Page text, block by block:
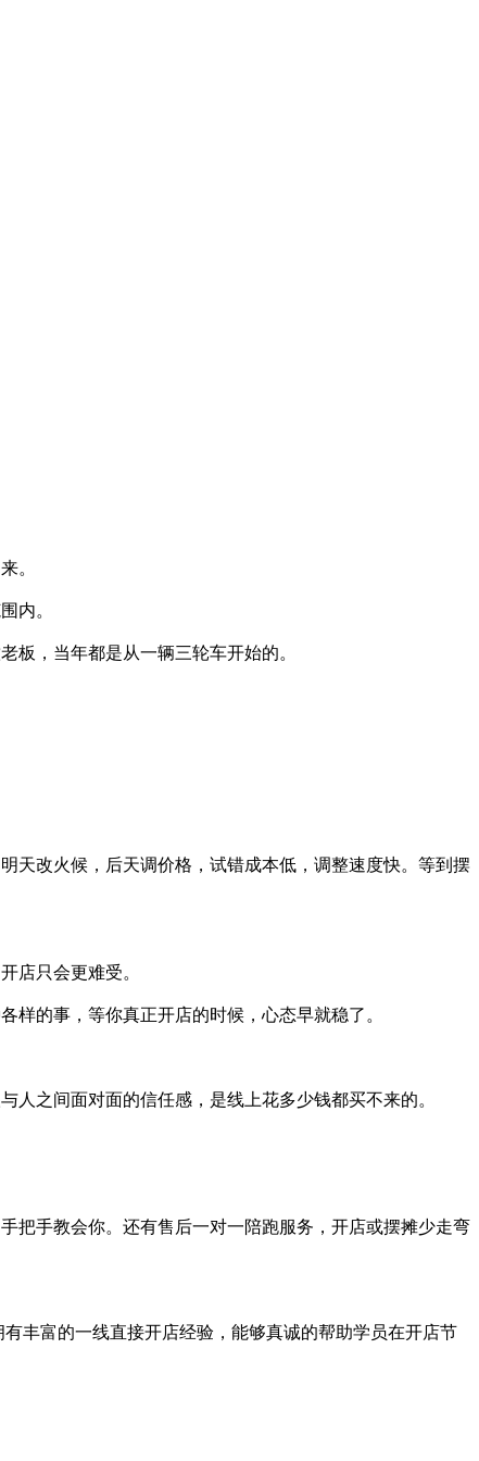
。
内。
板，当年都是从一辆三轮车开始的。
改火候，后天调价格，试错成本低，调整速度快。等到摆
店只会更难受。
样的事，等你真正开店的时候，心态早就稳了。
之间面对面的信任感，是线上花多少钱都买不来的。
把手教会你。还有售后一对一陪跑服务，开店或摆摊少走弯
丰富的一线直接开店经验，能够真诚的帮助学员在开店节